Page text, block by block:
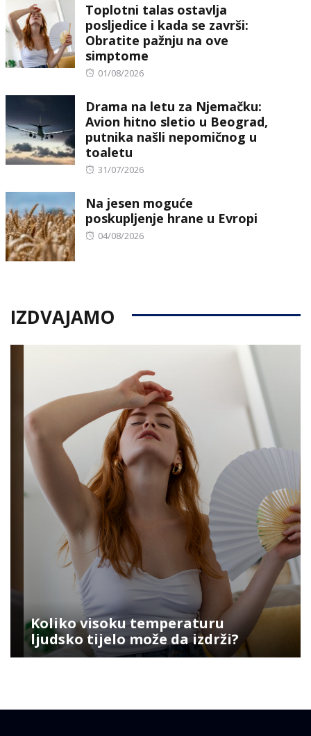
Toplotni talas ostavlja
posljedice i kada se završi:
Obratite pažnju na ove
simptome
Posted
01/08/2026
Drama na letu za Njemačku:
Avion hitno sletio u Beograd,
putnika našli nepomičnog u
toaletu
Posted
31/07/2026
Na jesen moguće
poskupljenje hrane u Evropi
Posted
04/08/2026
IZDVAJAMO
Koliko visoku temperaturu
ljudsko tijelo može da izdrži?